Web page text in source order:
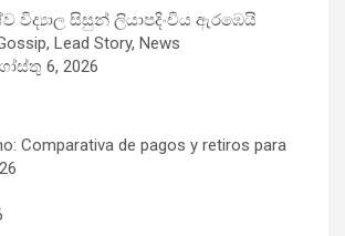
විද්‍යාල සිසුන් ලියාපදිංචිය ඇරඹෙයි
Lead Story, News
6, 2026
Comparativa de pagos y retiros para